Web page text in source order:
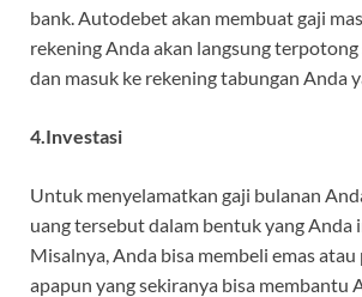
bank. Autodebet akan membuat gaji
rekening Anda akan langsung
dan masuk ke rekening tabungan Anda
4.Investasi
Untuk menyelamatkan gaji bulanan
uang tersebut dalam bentuk yang Anda
Misalnya, Anda bisa membeli emas
apapun yang sekiranya bisa membantu